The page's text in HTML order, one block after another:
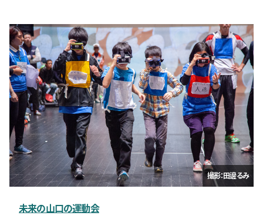
撮影：田邊るみ
未来の山口の運動会
撮影：田邊アツシ
スポーツハッカソン
撮影：古屋和臣
ムン・キョンウォン＋YCAM 新作インスタレーション＆研究成果展示
会場の様子／撮影：Gottingham
YCAM Open Laboratory
「Dividual Plays」（2014年／YCAM委嘱作品）
Dividual Plays―身体の無意識とシステムとの対話